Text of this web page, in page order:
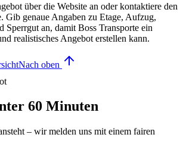
über die Website an oder kontaktiere den
Gib genaue Angaben zu Etage, Aufzug,
Sperrgut an, damit Boss Transporte ein
realistisches Angebot erstellen kann.
Nach oben
60 Minuten
– wir melden uns mit einem fairen